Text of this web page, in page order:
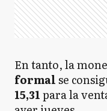
En tanto, la
formalse
15,31para la